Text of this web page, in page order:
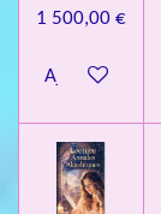
1 500,00 €
Ajouter au